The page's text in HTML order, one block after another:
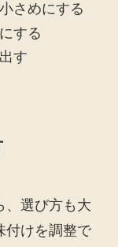
さめにする
する
す
、選び方も大
付けを調整で